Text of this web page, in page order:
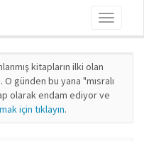
Toggle
kitapların ilki olan
O günden bu yana "mısralı
olarak endam ediyor ve
için tıklayın.